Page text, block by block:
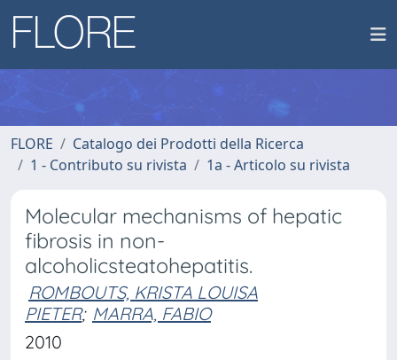
FLORE
Catalogo dei Prodotti della Ricerca
1 - Contributo su rivista
1a - Articolo su rivista
Molecular mechanisms of hepatic
fibrosis in non-
alcoholicsteatohepatitis.
ROMBOUTS, KRISTA LOUISA
PIETER; MARRA, FABIO
2010